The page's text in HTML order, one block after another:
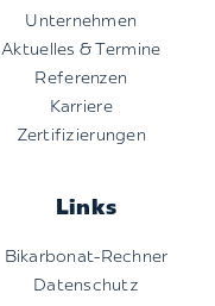
Unternehmen
Aktuelles & Termine
Referenzen
Karriere
Zertifizierungen
Links
Bikarbonat-Rechner
Datenschutz